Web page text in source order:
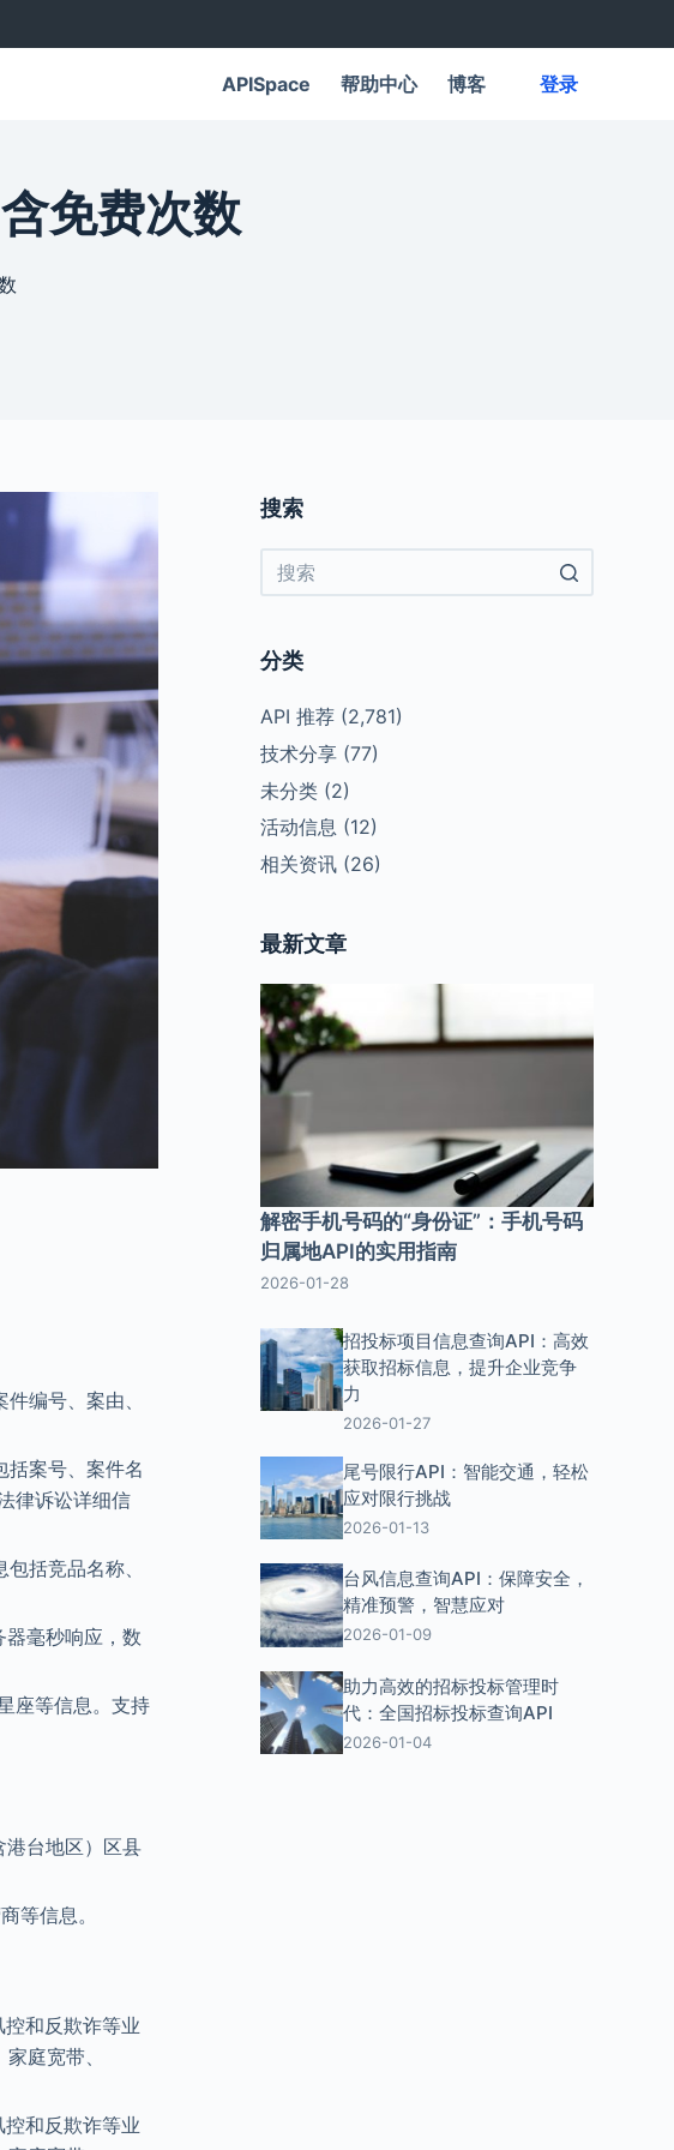
APISpace 帮助中心 博客 登录
免费次数
编号、案由、
括案号、案件名
律诉讼详细信
括竞品名称、
毫秒响应，数
座等信息。支持
港台地区）区县
等信息。
和反欺诈等业
庭宽带、
和反欺诈等业
搜索
分类
API 推荐(2,781)
技术分享(77)
未分类(2)
活动信息 (12)
相关资讯(26)
最新文章
解密手机号码的“身份证”：手机号码
归属地API的实用指南
2026-01-28
招投标项目信息查询API：高效
获取招标信息，提升企业竞争
力
2026-01-27
尾号限行API：智能交通，轻松
应对限行挑战
2026-01-13
台风信息查询API：保障安全，
精准预警，智慧应对
2026-01-09
助力高效的招标投标管理时
代：全国招标投标查询API
2026-01-04